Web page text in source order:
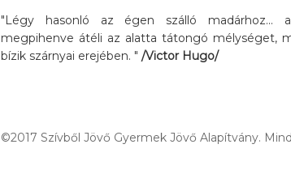
"Légy hasonló az égen szálló madárhoz...
megpihenve átéli az alatta tátongó mélységet,
bízik szárnyai erejében. " /Victor Hugo/
©2017 Szívből Jövő Gyermek Jövő Alapítvány.